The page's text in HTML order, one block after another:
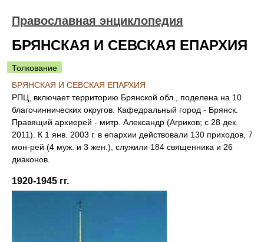
Православная энциклопедия
БРЯНСКАЯ И СЕВСКАЯ ЕПАРХИЯ
Толкование
БРЯНСКАЯ И СЕВСКАЯ ЕПАРХИЯ
РПЦ, включает территорию Брянской обл., поделена на 10
благочиннических округов. Кафедральный город - Брянск.
Правящий архиерей - митр. Александр (Агриков; с 28 дек.
2011). К 1 янв. 2003 г. в епархии действовали 130 приходов, 7
мон-рей (4 муж. и 3 жен.), служили 184 священника и 26
диаконов.
1920-1945 гг.